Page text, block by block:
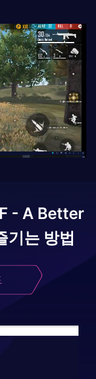
- A Better
기는 방법